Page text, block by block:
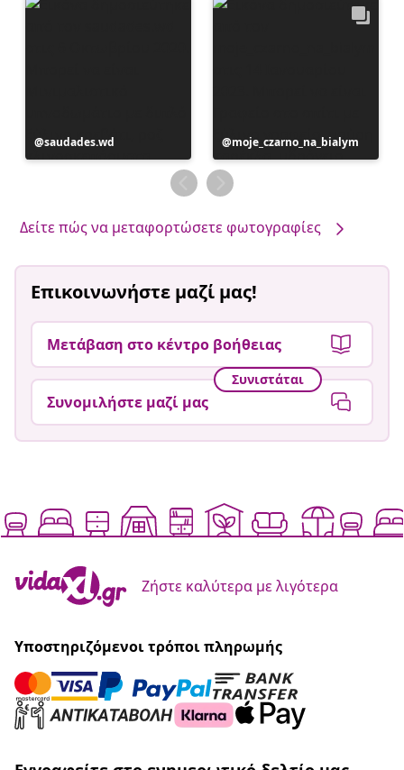
Η
ανάρτηση
saudades.wd
Η
ανάρτηση
δημοσιεύθηκε
από
moje_czarno_na_bialym
Δείτε πώς να μεταφορτώσετε φωτογραφίες
Επικοινωνήστε μαζί μας!
Μετάβαση στο κέντρο βοήθειας
Συνιστάται
Συνομιλήστε μαζί μας
Ζήστε καλύτερα με λιγότερα
Υποστηριζόμενοι τρόποι πληρωμής